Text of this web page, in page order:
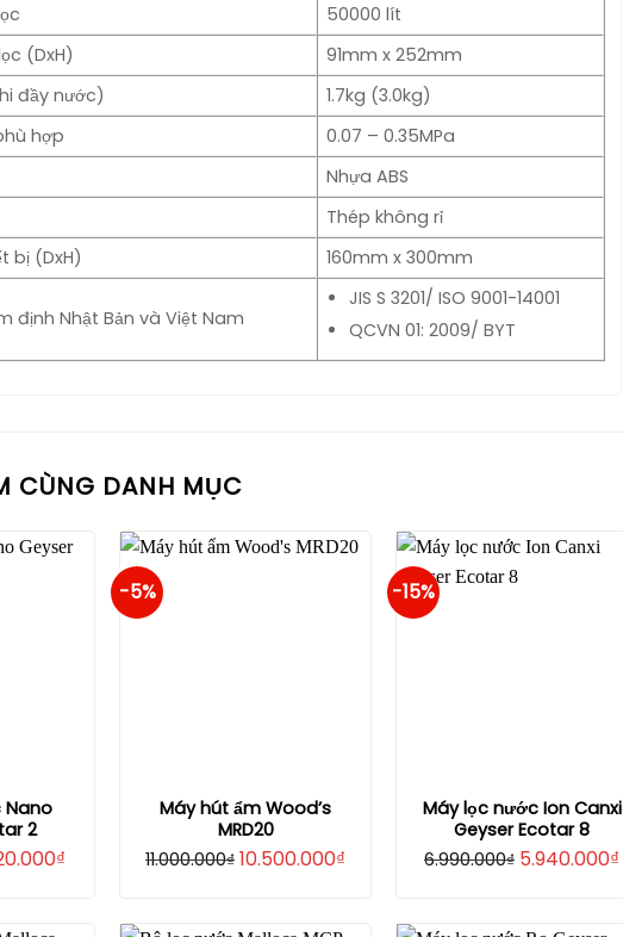
50000 lít
(DxH)
91mm x 252mm
đầy nước)
1.7kg (3.0kg)
hợp
0.07 – 0.35MPa
Nhựa ABS
Thép không rỉ
bị (DxH)
160mm x 300mm
định Nhật Bản và Việt Nam
JIS S 3201/ ISO 9001-14001
QCVN 01: 2009/ BYT
CÙNG DANH MỤC
Nano
2
₫Giá
-5%
Máy hút ẩm Wood’s
MRD20
11.000.000₫ Giá
10.500.000₫
-15%
Máy lọc nước Ion Canxi
Geyser Ecotar 8
6.990.000₫ Giá
5.940.000₫